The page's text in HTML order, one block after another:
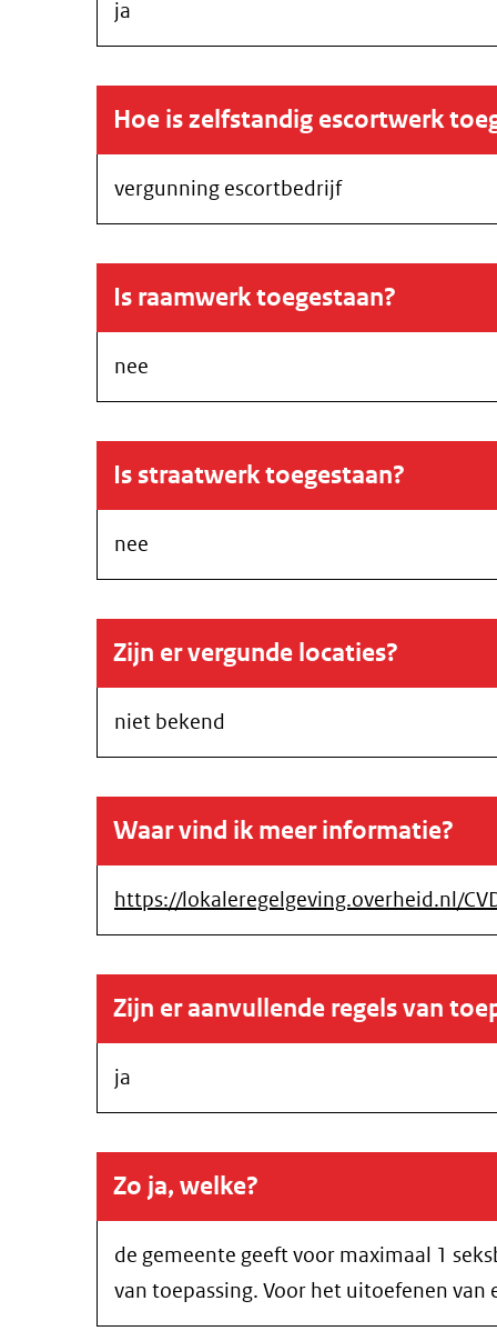
ja
Hoe is zelfstandig escortwerk
vergunning escortbedrijf
Is raamwerk toegestaan?
nee
Is straatwerk toegestaan?
nee
Zijn er vergunde locaties?
niet bekend
Waar vind ik meer informatie?
https://lokaleregelgeving.overheid.nl/
Zijn er aanvullende regels van
ja
Zo ja, welke?
de gemeente geeft voor maximaal 1
van toepassing. Voor het uitoefenen